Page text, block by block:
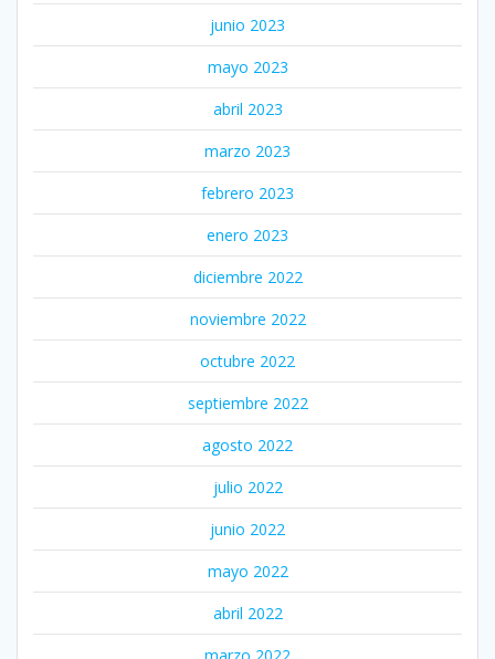
junio 2023
mayo 2023
abril 2023
marzo 2023
febrero 2023
enero 2023
diciembre 2022
noviembre 2022
octubre 2022
septiembre 2022
agosto 2022
julio 2022
junio 2022
mayo 2022
abril 2022